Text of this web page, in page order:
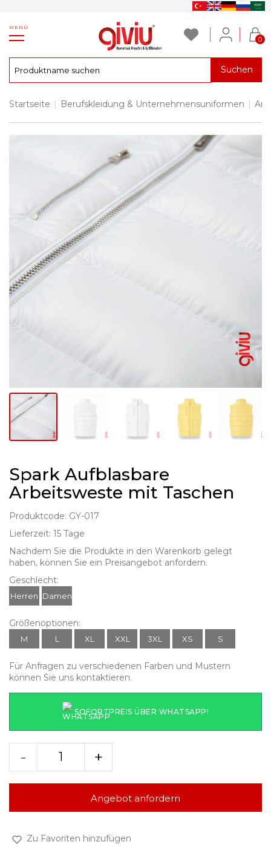
MENÜ
0
Suchen
Startseite | Berufskleidung & Unternehmensuniformen |
Spark Aufblasbare
Arbeitsweste mit Taschen
Produktcode: GY-017
Lieferzeit: 15 Tage
Nachdem Sie die Produkte in den Warenkorb gelegt
haben, können Sie ein Preisangebot anfordern.
Geschlecht:
Herren Damen
Größenoptionen:
M L XL XXL 3XL XS S
Für Anfragen zu verschiedenen Farben und Mustern
können Sie uns kontaktieren.
SOFORTPREIS ÜBER WHATSAPP!
- +
Angebot anfordern
Zu Favoriten hinzufügen